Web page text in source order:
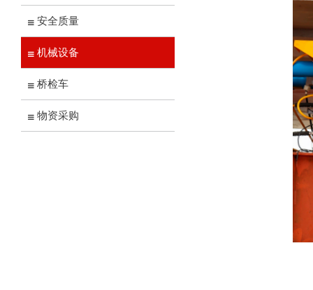
安全质量
机械设备
桥检车
物资采购